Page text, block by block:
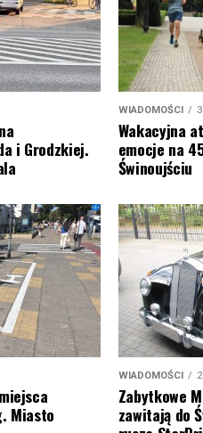
i Grodzkiej.
WIADOMOŚCI
Wakacyjna
emocje na
Świnoujściu
Miasto
WIADOMOŚCI
Zabytkowe
zawitają do